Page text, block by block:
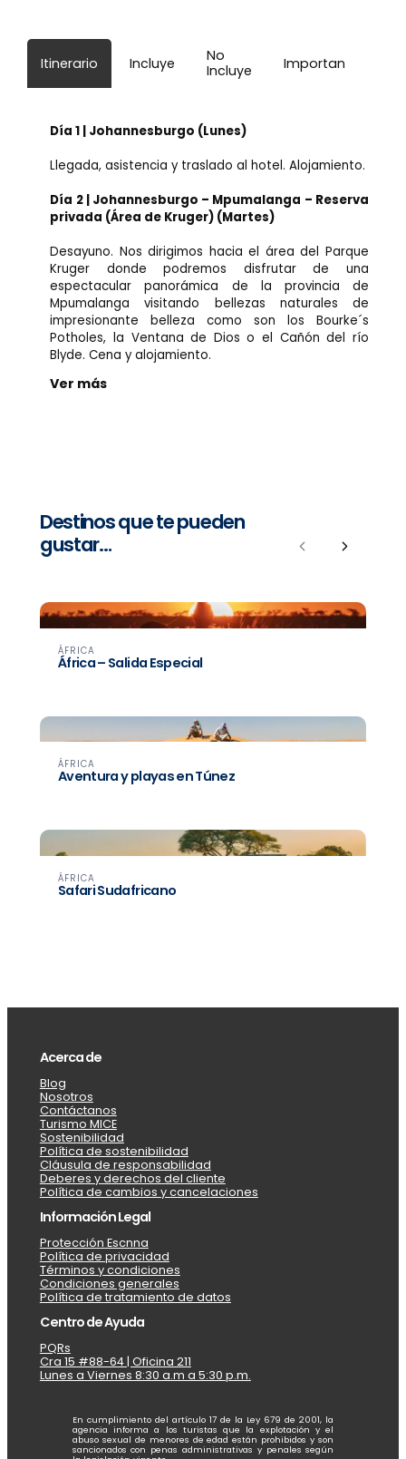
Itinerario Incluye
No
Incluye
Importante
Día 1 | Johannesburgo (Lunes)
Llegada, asistencia y traslado al hotel. Alojamiento.
Día 2 | Johannesburgo – Mpumalanga – Reserva
privada (Área de Kruger) (Martes)
Desayuno. Nos dirigimos hacia el área del Parque
Kruger donde podremos disfrutar de una
espectacular panorámica de la provincia de
Mpumalanga visitando bellezas naturales de
impresionante belleza como son los Bourke´s
Potholes, la Ventana de Dios o el Cañón del río
Blyde. Cena y alojamiento.
Ver más
Destinos que te pueden
gustar…
PreviousNext
ÁFRICA
África – Salida Especial
ÁFRICA
Aventura y playas en Túnez
ÁFRICA
Safari Sudafricano
Acerca de
Blog
Nosotros
Contáctanos
Turismo MICE
Sostenibilidad
Política de sostenibilidad
Cláusula de responsabilidad
Deberes y derechos del cliente
Política de cambios y cancelaciones
Información Legal
Protección Escnna
Política de privacidad
Términos y condiciones
Condiciones generales
Política de tratamiento de datos
Centro de Ayuda
PQRs
Cra 15 #88-64 | Oficina 211
Lunes a Viernes 8:30 a.m a 5:30 p.m.
En cumplimiento del artículo 17 de la Ley 679 de 2001, la
agencia informa a los turistas que la explotación y el
abuso sexual de menores de edad están prohibidos y son
sancionados con penas administrativas y penales según